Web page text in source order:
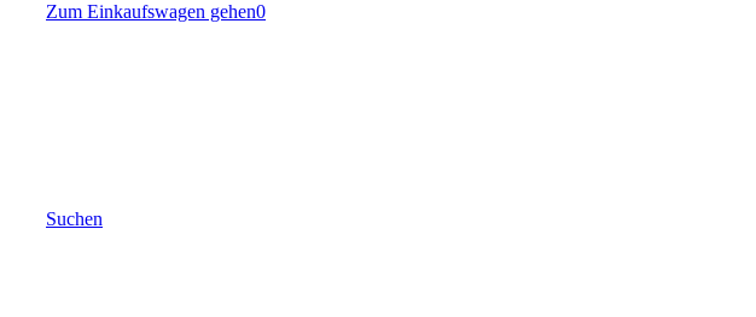
Zum Einkaufswagen gehen0
Suchen